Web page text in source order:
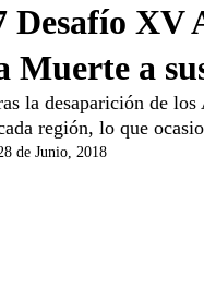
Desafío XV
Muerte a
la desaparición de
región, lo que
de Junio, 2018